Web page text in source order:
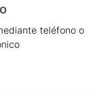
teléfono o